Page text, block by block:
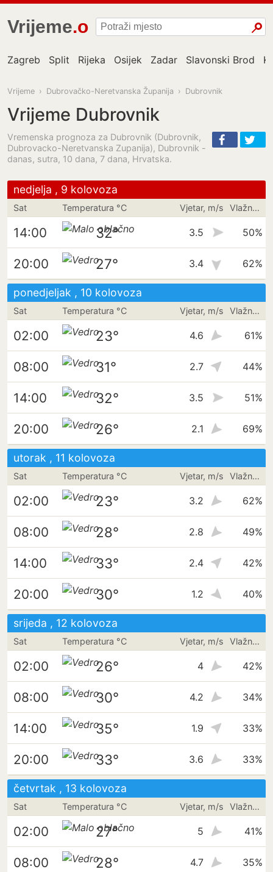
Vrijeme.one
Zagreb Split Rijeka Osijek Zadar Slavonski Brod
Vrijeme › Dubrovačko-Neretvanska Županija › Dubrovnik
Vrijeme Dubrovnik
Vremenska prognoza za Dubrovnik (Dubrovnik,
Dubrovacko-Neretvanska Zupanija), Dubrovnik -
danas, sutra, 10 dana, 7 dana, Hrvatska.
nedjelja , 9 kolovoza
Sat Temperatura °C Vjetar, m/s Vlažnost
14:00 32° 3.5 50%
20:00 27° 3.4 62%
ponedjeljak , 10 kolovoza
Sat Temperatura °C Vjetar, m/s Vlažnost
02:00 23° 4.6 61%
08:00 31° 2.7 44%
14:00 32° 3.5 51%
20:00 26° 2.1 69%
utorak , 11 kolovoza
Sat Temperatura °C Vjetar, m/s Vlažnost
02:00 23° 3.2 62%
08:00 28° 2.8 49%
14:00 33° 2.4 42%
20:00 30° 1.2 40%
srijeda , 12 kolovoza
Sat Temperatura °C Vjetar, m/s Vlažnost
02:00 26° 4 42%
08:00 30° 4.2 34%
14:00 35° 1.9 33%
20:00 33° 3.6 33%
četvrtak , 13 kolovoza
Sat Temperatura °C Vjetar, m/s Vlažnost
02:00 27° 5 41%
08:00 28° 4.7 35%